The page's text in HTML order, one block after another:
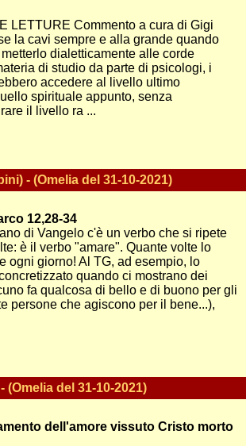
LETTURE Commento a cura di Gigi
la cavi sempre e alla grande quando
dialetticamente alle corde
di studio da parte di psicologi, i
accedere al livello ultimo
spirituale appunto, senza
il livello ra ...
- (Omelia del 31-10-2021)
12,28-34
di Vangelo c'è un verbo che si ripete
è il verbo "amare". Quante volte lo
ogni giorno! Al TG, ad esempio, lo
quando ci mostrano dei
fa qualcosa di bello e di buono per gli
persone che agiscono per il bene...),
(Omelia del 31-10-2021)
dell'amore vissuto Cristo morto